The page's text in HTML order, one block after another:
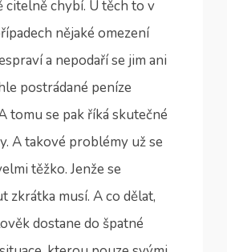
citelně chybí. U těch to v
nějaké omezení
a nepodaří se jim ani
postrádané peníze
tomu se pak říká skutečné
A takové problémy už se
těžko. Jenže se
zkrátka musí. A co dělat,
dostane do špatné